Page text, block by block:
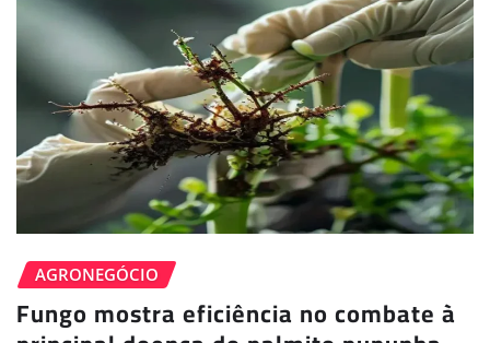
AGRONEGÓCIO
Fungo mostra eficiência no combate à